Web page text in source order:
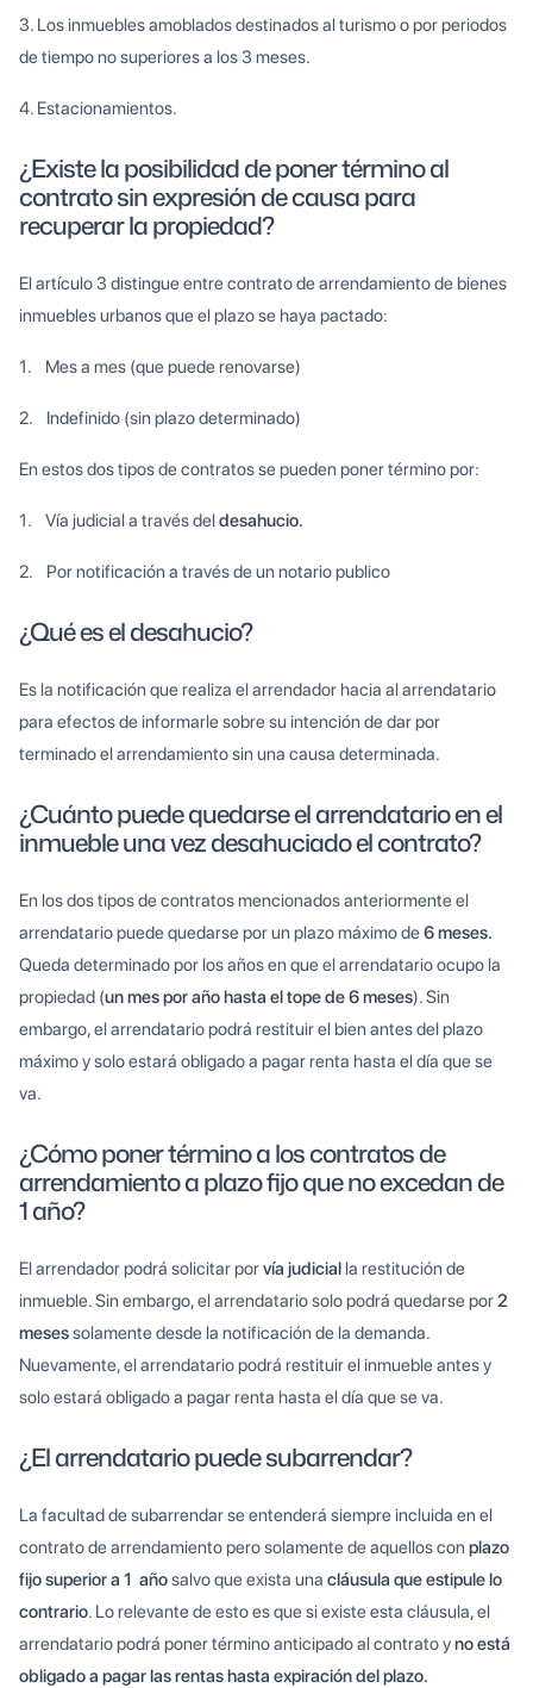
3. Los inmuebles amoblados destinados al turismo o por periodos
de tiempo no superiores a los 3 meses.
4. Estacionamientos.
¿Existe la posibilidad de poner término al
contrato sin expresión de causa para
recuperar la propiedad?
El artículo 3 distingue entre contrato de arrendamiento de bienes
inmuebles urbanos que el plazo se haya pactado:
1. Mes a mes (que puede renovarse)
2. Indefinido (sin plazo determinado)
En estos dos tipos de contratos se pueden poner término por:
1. Vía judicial a través deldesahucio.
2. Por notificación a través de un notario publico
¿Qué es el desahucio?
Es la notificación que realiza el arrendador hacia al arrendatario
para efectos de informarle sobre su intención de dar por
terminado el arrendamiento sin una causa determinada.
¿Cuánto puede quedarse el arrendatario en el
inmueble una vez desahuciado el contrato?
En los dos tipos de contratos mencionados anteriormente el
arrendatario puede quedarse por un plazo máximo de6 meses.
Queda determinado por los años en que el arrendatario ocupo la
propiedad (un mes por año hasta el tope de 6 meses). Sin
embargo, el arrendatario podrá restituir el bien antes del plazo
máximo y solo estará obligado a pagar renta hasta el día que se
va.
¿Cómo poner término a los contratos de
arrendamiento a plazo fijo que no excedan de
1 año?
El arrendador podrá solicitar porvía judicial la restitución de
inmueble. Sin embargo, el arrendatario solo podrá quedarse por2
mesessolamente desde la notificación de la demanda.
Nuevamente, el arrendatario podrá restituir el inmueble antes y
solo estará obligado a pagar renta hasta el día que se va.
¿El arrendatario puede subarrendar?
La facultad de subarrendar se entenderá siempre incluida en el
contrato de arrendamiento pero solamente de aquellos con plazo
fijo superior a 1 añosalvo que exista una cláusula que estipule lo
contrario. Lo relevante de esto es que si existe esta cláusula, el
arrendatario podrá poner término anticipado al contrato yno está
obligado a pagar las rentas hasta expiración del plazo.